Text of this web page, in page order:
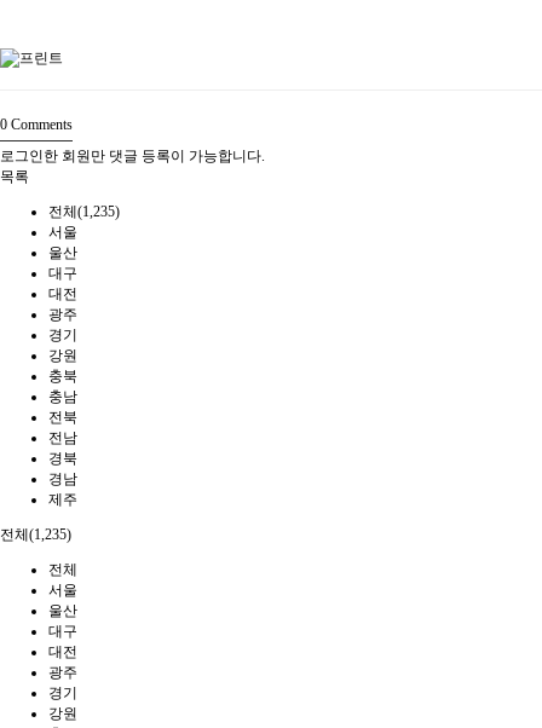
0 Comments
로그인한 회원만 댓글 등록이 가능합니다.
목록
전체(1,235)
서울
울산
대구
대전
광주
경기
강원
충북
충남
전북
전남
경북
경남
제주
전체(1,235)
전체
서울
울산
대구
대전
광주
경기
강원